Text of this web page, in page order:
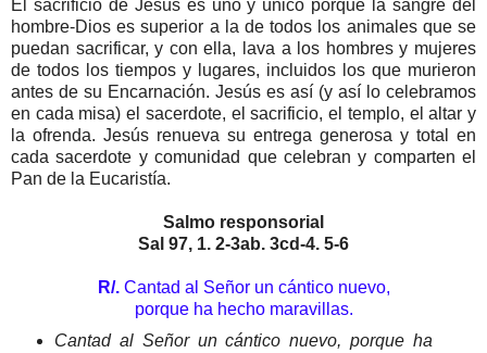
El sacrificio de Jesús es uno y único porque la sangre del
hombre-Dios es superior a la de todos los animales que se
puedan sacrificar, y con ella, lava a los hombres y mujeres
de todos los tiempos y lugares, incluidos los que murieron
antes de su Encarnación. Jesús es así (y así lo celebramos
en cada misa) el sacerdote, el sacrificio, el templo, el altar y
la ofrenda. Jesús renueva su entrega generosa y total en
cada sacerdote y comunidad que celebran y comparten el
Pan de la Eucaristía.
Salmo responsorial
Sal 97, 1. 2-3ab. 3cd-4. 5-6
R/.Cantad al Señor un cántico nuevo,
porque ha hecho maravillas.
Cantad al Señor un cántico nuevo, porque ha